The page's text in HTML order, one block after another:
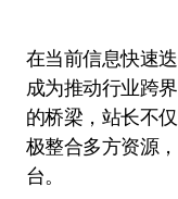
在当前信息快速迭代的市场环境中，站长资讯逐渐
成为推动行业跨
的桥梁，站长不
极整合多方资源
台。